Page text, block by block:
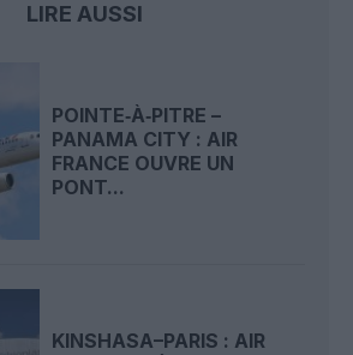
LIRE AUSSI
POINTE‑À‑PITRE –
PANAMA CITY : AIR
FRANCE OUVRE UN
PONT...
KINSHASA–PARIS : AIR